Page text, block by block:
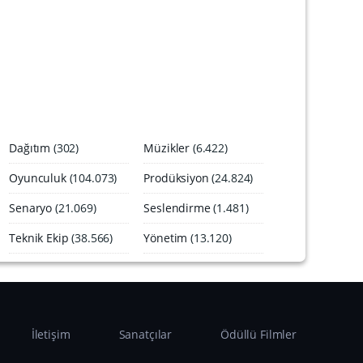
Dağıtım (302) Müzikler (6.422)
Oyunculuk(104.073) Prodüksiyon (24.824)
Senaryo (21.069) Seslendirme(1.481)
Teknik Ekip (38.566) Yönetim (13.120)
İletişim Sanatçılar Ödüllü Filmler